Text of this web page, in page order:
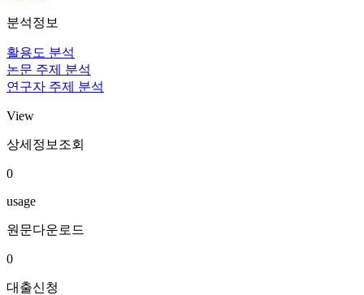
분석정보
활용도 분석
논문 주제 분석
연구자 주제 분석
View
상세정보조회
0
usage
원문다운로드
0
대출신청